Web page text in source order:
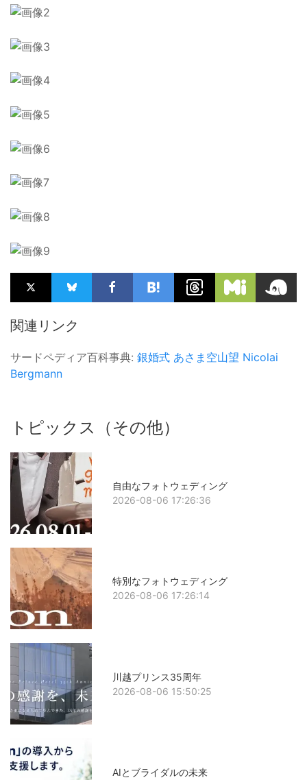
関連リンク
サードペディア百科事典: 銀婚式 あさま空山望 Nicolai
Bergmann
トピックス（その他）
自由なフォトウェディング
2026-08-06 17:26:36
特別なフォトウェディング
2026-08-06 17:26:14
川越プリンス35周年
2026-08-06 15:50:25
AIとブライダルの未来